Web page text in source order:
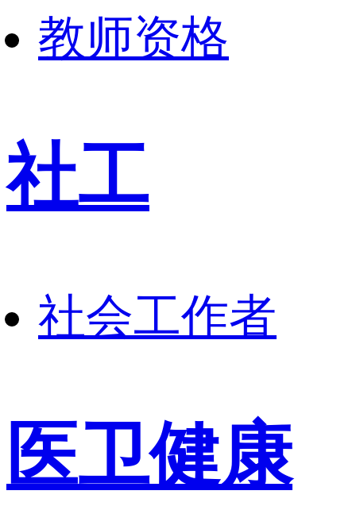
教师资格
社工
社会工作者
医卫健康